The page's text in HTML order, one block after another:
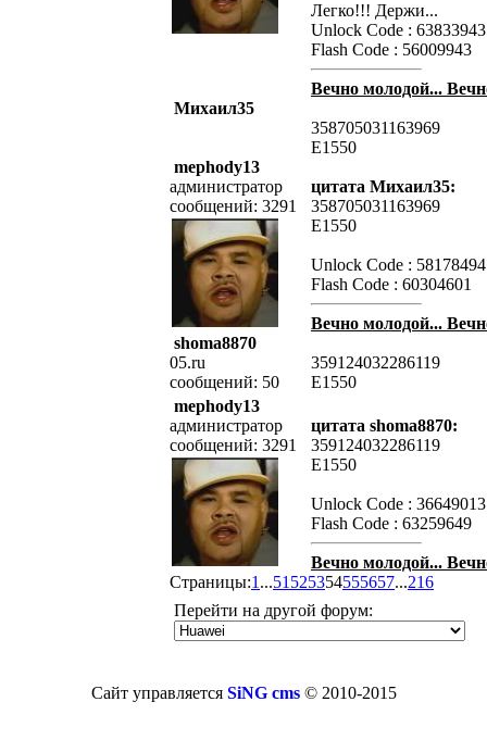
Легко!!! Держи...
Unlock Code : 63833943
Flash Code : 56009943
Вечно молодой...
Михаил35
358705031163969
Е1550
mephody13
администратор
сообщений: 3291
цитата Михаил35:
358705031163969
Е1550
Unlock Code : 58178494
Flash Code : 60304601
Вечно молодой...
shoma8870
05.ru
сообщений: 50
359124032286119
E1550
mephody13
администратор
сообщений: 3291
цитата shoma8870:
359124032286119
E1550
Unlock Code : 36649013
Flash Code : 63259649
Вечно молодой...
Страницы:1 ...51 525354555657...216
Перейти на другой форум:
Сайт управляется SiNG cms© 2010-2015